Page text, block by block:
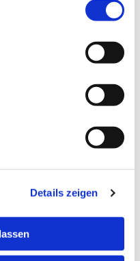
Details zeigen
auch